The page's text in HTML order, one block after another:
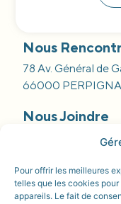
Pour offrir les meilleures
telles que les cookies
appareils. Le fait de
Nous
78 Av. Général de
66000
Nous Joindre